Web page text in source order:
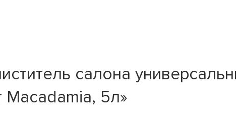
салона
5л»